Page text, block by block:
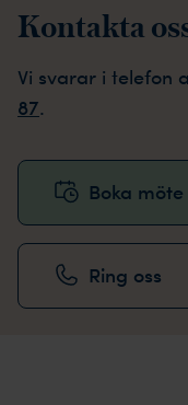
Kontakta
Vi svarar i telefon
87.
Boka möte
Ring oss